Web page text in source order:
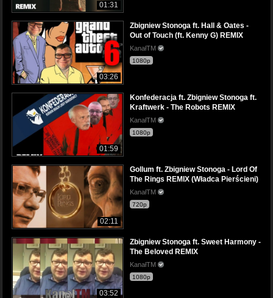
01:31
03:26
Zbigniew Stonoga ft. Hall & Oates -
Out of Touch (ft. Kenny G) REMIX
KanałTM
1080p
01:59
Konfederacja ft. Zbigniew Stonoga ft.
Kraftwerk - The Robots REMIX
KanałTM
1080p
02:11
Gollum ft. Zbigniew Stonoga - Lord Of
The Rings REMIX (Władca Pierścieni)
KanałTM
720p
03:52
Zbigniew Stonoga ft. Sweet Harmony -
The Beloved REMIX
KanałTM
1080p